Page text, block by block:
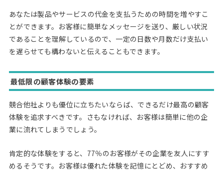
あなたは製品やサービスの代金を支払うための時間を増やすこ
とができます。お客様に簡単なメッセージを送り、厳しい状況
であることを理解しているので、一定の日数や月数だけ支払い
を遅らせても構わないと伝えることもできます。
最低限の顧客体験の要素
競合他社よりも優位に立ちたいならば、できるだけ最高の顧客
体験を追求すべきです。さもなければ、お客様は簡単に他の企
業に流れてしまうでしょう。
肯定的な体験をすると、77％のお客様がその企業を友人にすす
めるそうです。お客様は優れた体験を記憶にとどめ、おすすめ